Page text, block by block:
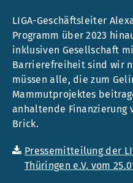
LIGA-Geschäftsleiter
Programm über 2023
inklusiven Gesellschaft
Barrierefreiheit sind wir
müssen alle, die zum
Mammutprojektes
anhaltende Finanzierung
Brick.
Pressemitteilung der
Thüringen e.V. vom